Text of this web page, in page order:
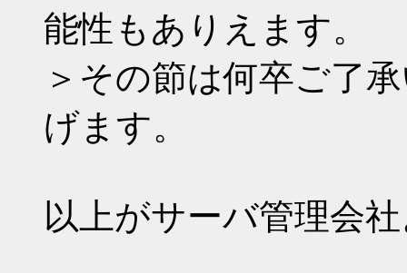
能性もありえます。
＞その節は何卒ご了
げます。
以上がサーバ管理会